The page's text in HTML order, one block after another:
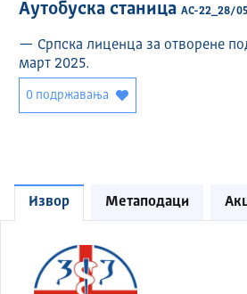
Аутобуска станицаАС-22_28/
— Српска лиценца за отворене
март 2025.
0 подржавања
Извор Метаподаци